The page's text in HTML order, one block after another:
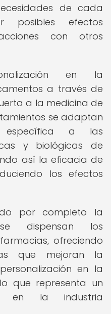
de cada
posibles efectos
con otros
en la
a través de
a la medicina de
se adaptan
a las
y biológicas de
así la eficacia de
los efectos
por completo la
dispensan los
ofreciendo
que mejoran la
en la
que representa un
en la industria